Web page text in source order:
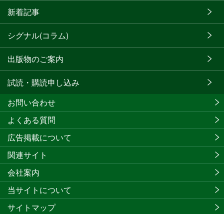
新着記事
シグナル(コラム)
出版物のご案内
試読・購読申し込み
お問い合わせ
よくある質問
広告掲載について
関連サイト
会社案内
当サイトについて
サイトマップ